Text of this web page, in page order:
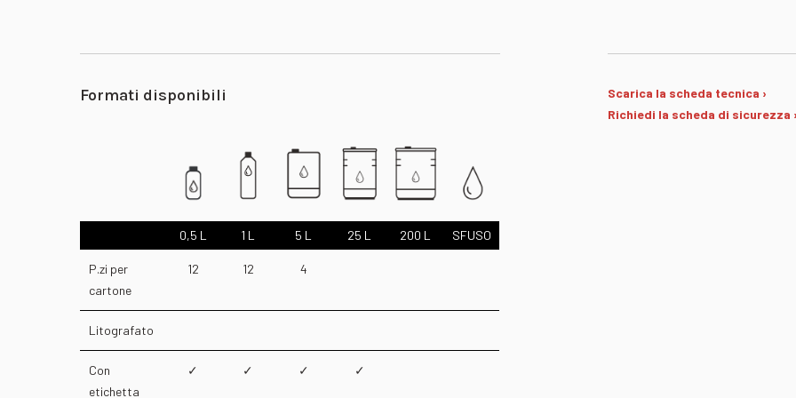
Formati disponibili
0,5 L 1 L 5 L 25 L 200 L SFUSO
P.zi per
cartone
12 12 4
Litografato
Con
etichetta
✓ ✓ ✓ ✓
Scarica la scheda tecnica ›
Richiedi la scheda di sicurezza